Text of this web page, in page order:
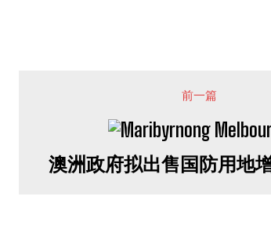
前一篇
澳洲政府拟出售国防用地